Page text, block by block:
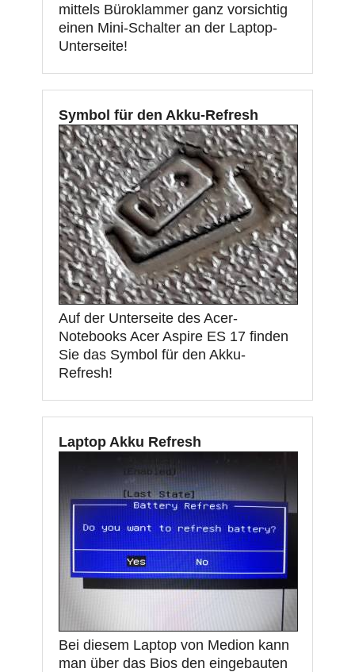
mittels Büroklammer ganz vorsichtig
einen Mini-Schalter an der Laptop-
Unterseite!
Symbol für den Akku-Refresh
Auf der Unterseite des Acer-
Notebooks Acer Aspire ES 17 finden
Sie das Symbol für den Akku-
Refresh!
Laptop Akku Refresh
Bei diesem Laptop von Medion kann
man über das Bios den eingebauten